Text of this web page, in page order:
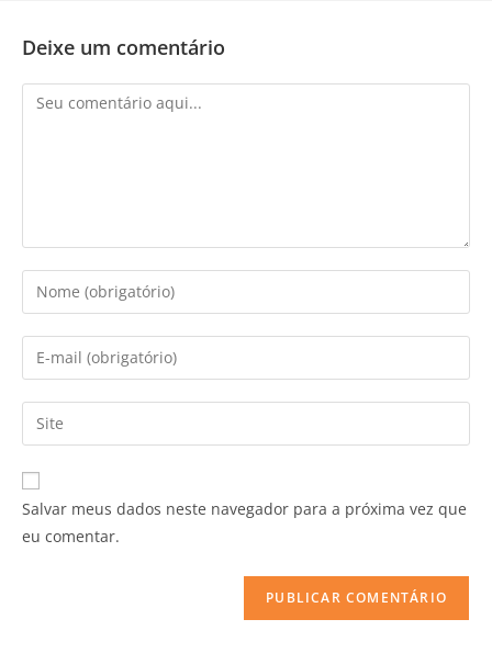
Deixe um comentário
Salvar meus dados neste navegador para a próxima vez que
eu comentar.